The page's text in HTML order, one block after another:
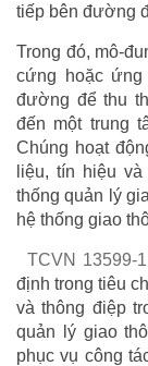
tiếp bên đường
Trong đó, mô-
cứng hoặc
đường để thu
đến một trung
Chúng hoạt
liệu, tín hiệu
thống quản lý
hệ thống giao
TCVN 13599-
định trong tiêu
và thông điệp
quản lý giao
phục vụ công